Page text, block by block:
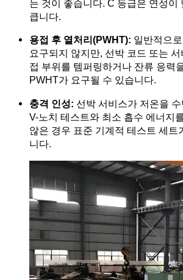
는 것이 좋습니다. C 등급은 연성이
큽니다.
용접 후 열처리(PWHT): 일반적으
요구되지 않지만, 선박 코드 또는
접 부위를 템퍼링하거나 잔류 응력
PWHT가 요구될 수 있습니다.
충격 인성: 선박 서비스가 저온을
V-노치 테스트와 최소 흡수 에너지
않은 경우 표준 기계적 테스트 세트
니다.